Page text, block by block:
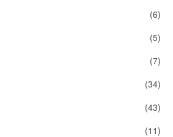
(6)
(5)
(7)
(34)
(43)
(11)